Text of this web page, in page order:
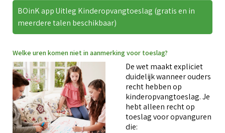
BOinK app Uitleg Kinderopvangtoeslag (gratis en in
meerdere talen beschikbaar)
Welke uren komen niet in aanmerking voor toeslag?
De wet maakt expliciet
duidelijk wanneer ouders
recht hebben op
kinderopvangtoeslag. Je
hebt alleen recht op
toeslag voor opvanguren
die: